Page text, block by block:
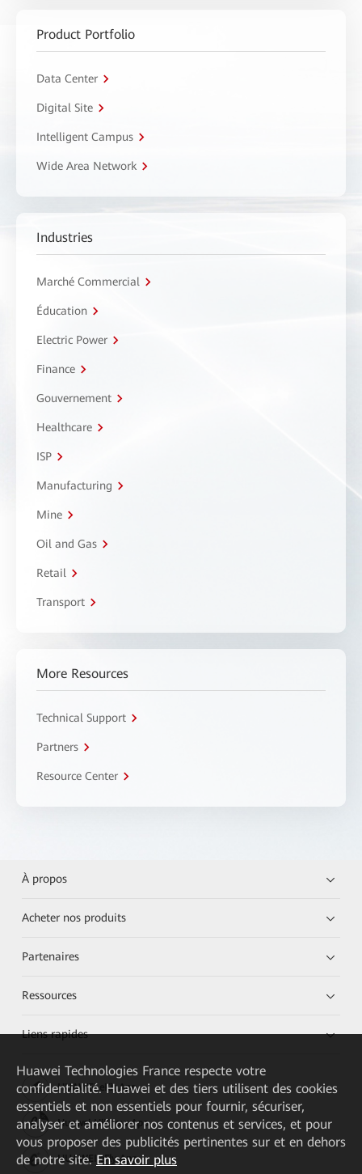
Product Portfolio
Data Center
Digital Site
Intelligent Campus
Wide Area Network
Industries
Marché Commercial
Éducation
Electric Power
Finance
Gouvernement
Healthcare
ISP
Manufacturing
Mine
Oil and Gas
Retail
Transport
More Resources
Technical Support
Partners
Resource Center
À propos
Acheter nos produits
Partenaires
Ressources
Liens rapides
HUAWEI eKit App
Huawei HiKnow App
HUAWEI eFly App
Huawei Technologies France respecte votre
confidentialité. Huawei et des tiers utilisent des cookies
essentiels et non essentiels pour fournir, sécuriser,
analyser et améliorer nos contenus et services, et pour
vous proposer des publicités pertinentes sur et en dehors
de notre site. En savoir plus